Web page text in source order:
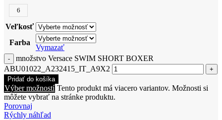
6
Veľkosť
Farba
Vymazať
množstvo Versace SWIM SHORT BOXER
ABU01022_A232415_IT_A9X2
Pridať do košíka
Výber možností Tento produkt má viacero variantov. Možnosti si
môžete vybrať na stránke produktu.
Porovnaj
Rýchly náhľad